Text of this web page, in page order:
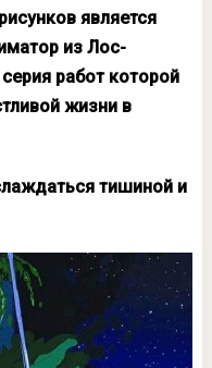
является
из Лос-
работ которой
жизни в
тишиной и